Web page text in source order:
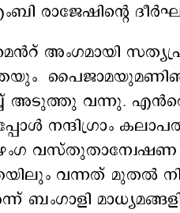
രാജേഷിന്‍റെ
അംഗമായി
അടുത്തു വന്നു.
നന്ദിഗ്രാം
വന്നത് മുതൽ
ബംഗാളി